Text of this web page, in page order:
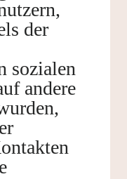
der
sozialen
andere